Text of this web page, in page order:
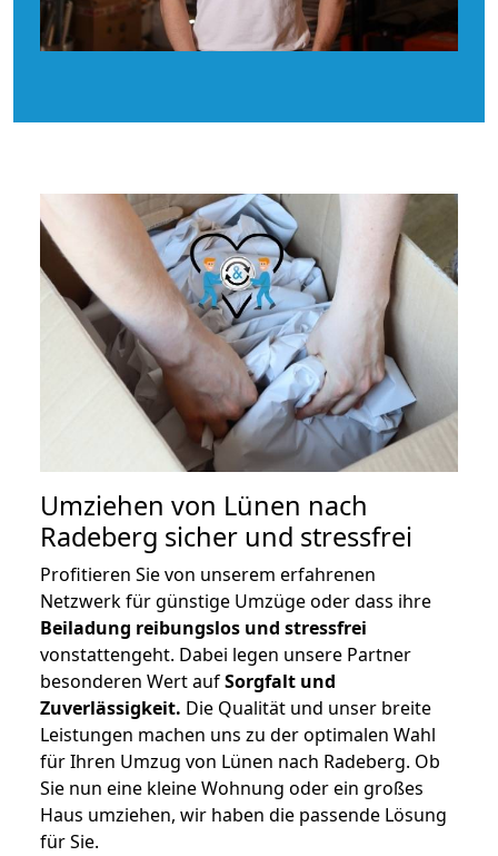
Umziehen von Lünen nach
Radeberg sicher und stressfrei
Profitieren Sie von unserem erfahrenen
Netzwerk für günstige Umzüge oder dass ihre
Beiladung reibungslos und stressfrei
vonstattengeht. Dabei legen unsere Partner
besonderen Wert aufSorgfalt und
Zuverlässigkeit. Die Qualität und unser breite
Leistungen machen uns zu der optimalen Wahl
für Ihren Umzug von Lünen nach Radeberg. Ob
Sie nun eine kleine Wohnung oder ein großes
Haus umziehen, wir haben die passende Lösung
für Sie.